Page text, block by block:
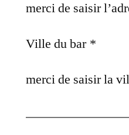
merci de saisir
Ville du bar *
merci de saisir la